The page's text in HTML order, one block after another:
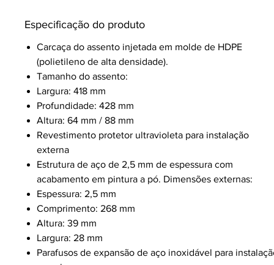
Especificação do produto
Carcaça do assento injetada em molde de HDPE
(polietileno de alta densidade).
Tamanho do assento:
Largura: 418 mm
Profundidade: 428 mm
Altura: 64 mm / 88 mm
Revestimento protetor ultravioleta para instalação
externa
Estrutura de aço de 2,5 mm de espessura com
acabamento em pintura a pó. Dimensões externas:
Espessura: 2,5 mm
Comprimento: 268 mm
Altura: 39 mm
Largura: 28 mm
Parafusos de expansão de aço inoxidável para